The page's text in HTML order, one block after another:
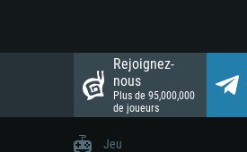
Rejoignez-
nous
Plus de 95,000,000
de joueurs
Jeu